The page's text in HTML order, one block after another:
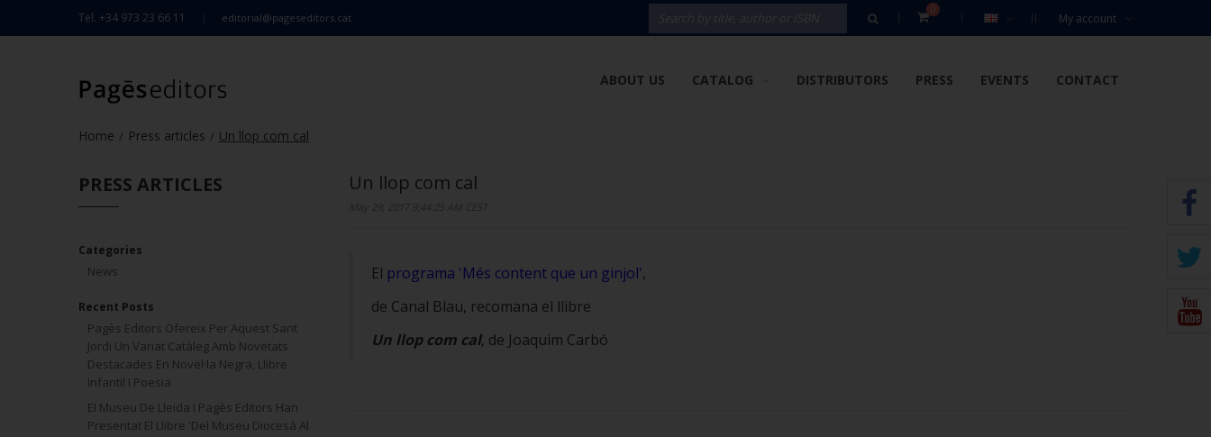
Tel. +34 973 23 66 11 editorial@pageseditors.cat My account
0
ABOUT US CATALOG DISTRIBUTORS PRESS EVENTS CONTACT
Home / Press articles / Un llop com cal
PRESS ARTICLES
Categories
News
Recent Posts
Pagès Editors Ofereix Per Aquest Sant
Jordi Un Variat Catàleg Amb Novetats
Destacades En Novel·la Negra, Llibre
Infantil I Poesia
El Museu De Lleida I Pagès Editors Han
Presentat El Llibre 'Del Museu Diocesà Al
Un llop com cal
May 29, 2017 9:44:25 AM CEST
El programa 'Més content que un ginjol',
de Canal Blau, recomana el llibre
Un llop com cal, de Joaquim Carbó